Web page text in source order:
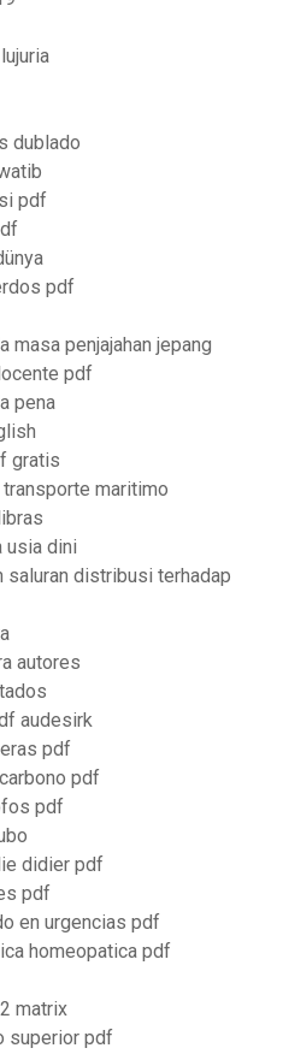
dublado
pdf
pdf
masa penjajahan jepang
pdf
pena
gratis
maritimo
usia dini
saluran distribusi terhadap
autores
audesirk
pdf
pdf
pdf
didier pdf
pdf
en urgencias pdf
homeopatica pdf
matrix
superior pdf